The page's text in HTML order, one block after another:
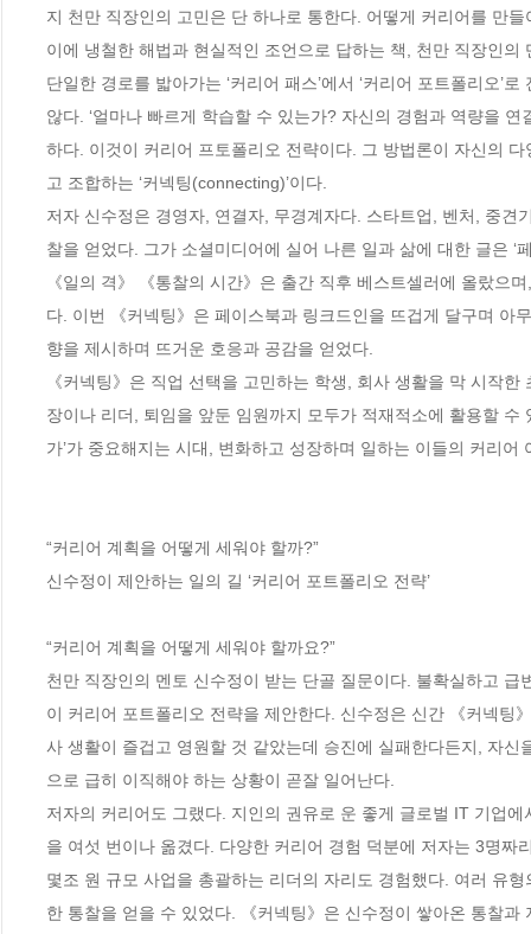
지 천만 직장인의 고민은 단 하나로 통한다. 어떻게 커리어를 만
이에 냉철한 해법과 현실적인 조언으로 답하는 책, 천만 직장인
단일한 경로를 밟아가는 ‘커리어 패스’에서 ‘커리어 포트폴리오’
않다. ‘얼마나 빠르게 학습할 수 있는가? 자신의 경험과 역량을
하다. 이것이 커리어 프토폴리오 전략이다. 그 방법론이 자신의
고 조합하는 ‘커넥팅(connecting)’이다.
저자 신수정은 경영자, 연결자, 무경계자다. 스타트업, 벤처, 중
찰을 얻었다. 그가 소셜미디어에 실어 나른 일과 삶에 대한 글은 ‘
《일의 격》 《통찰의 시간》은 출간 직후 베스트셀러에 올랐으
다. 이번 《커넥팅》은 페이스북과 링크드인을 뜨겁게 달구며 아
향을 제시하며 뜨거운 호응과 공감을 얻었다.
《커넥팅》은 직업 선택을 고민하는 학생, 회사 생활을 막 시작
장이나 리더, 퇴임을 앞둔 임원까지 모두가 적재적소에 활용할 수
가’가 중요해지는 시대, 변화하고 성장하며 일하는 이들의 커리
“커리어 계획을 어떻게 세워야 할까?”
신수정이 제안하는 일의 길 ‘커리어 포트폴리오 전략’
“커리어 계획을 어떻게 세워야 할까요?”
천만 직장인의 멘토 신수정이 받는 단골 질문이다. 불확실하고
이 커리어 포트폴리오 전략을 제안한다. 신수정은 신간 《커넥팅
사 생활이 즐겁고 영원할 것 같았는데 승진에 실패한다든지, 자
으로 급히 이직해야 하는 상황이 곧잘 일어난다.
저자의 커리어도 그랬다. 지인의 권유로 운 좋게 글로벌 IT 기업
을 여섯 번이나 옮겼다. 다양한 커리어 경험 덕분에 저자는 3명
몇조 원 규모 사업을 총괄하는 리더의 자리도 경험했다. 여러 유
한 통찰을 얻을 수 있었다. 《커넥팅》은 신수정이 쌓아온 통찰